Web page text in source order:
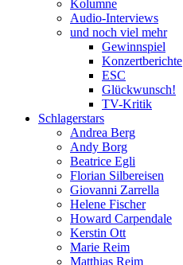
Kolumne
Audio-Interviews
und noch viel mehr
Gewinnspiel
Konzertberichte
ESC
Glückwunsch!
TV-Kritik
Schlagerstars
Andrea Berg
Andy Borg
Beatrice Egli
Florian Silbereisen
Giovanni Zarrella
Helene Fischer
Howard Carpendale
Kerstin Ott
Marie Reim
Matthias Reim